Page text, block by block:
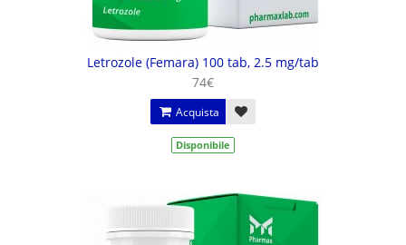
Letrozole (Femara) 100 tab, 2.5 mg/tab
74€
Acquista
Disponibile